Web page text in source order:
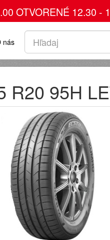
OTVORENÉ 12.30 -
nás
R20 95H